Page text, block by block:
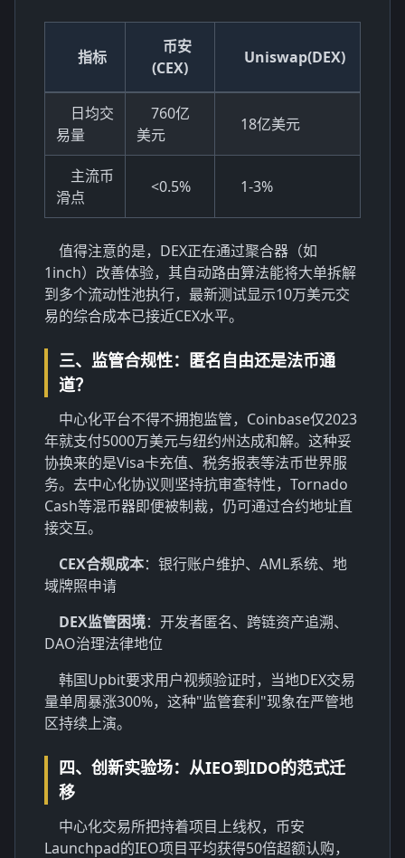
指标
币安
(CEX)
Uniswap(DEX)
日均交
易量
760亿
美元
18亿美元
主流币
滑点
<0.5% 1-3%
值得注意的是，DEX正在通过聚合器（如
1inch）改善体验，其自动路由算法能将大单拆解
到多个流动性池执行，最新测试显示10万美元交
易的综合成本已接近CEX水平。
三、监管合规性：匿名自由还是法币通
道？
中心化平台不得不拥抱监管，Coinbase仅2023
年就支付5000万美元与纽约州达成和解。这种妥
协换来的是Visa卡充值、税务报表等法币世界服
务。去中心化协议则坚持抗审查特性，Tornado
Cash等混币器即便被制裁，仍可通过合约地址直
接交互。
CEX合规成本：银行账户维护、AML系统、地
域牌照申请
DEX监管困境：开发者匿名、跨链资产追溯、
DAO治理法律地位
韩国Upbit要求用户视频验证时，当地DEX交易
量单周暴涨300%，这种"监管套利"现象在严管地
区持续上演。
四、创新实验场：从IEO到IDO的范式迁
移
中心化交易所把持着项目上线权，币安
Launchpad的IEO项目平均获得50倍超额认购，